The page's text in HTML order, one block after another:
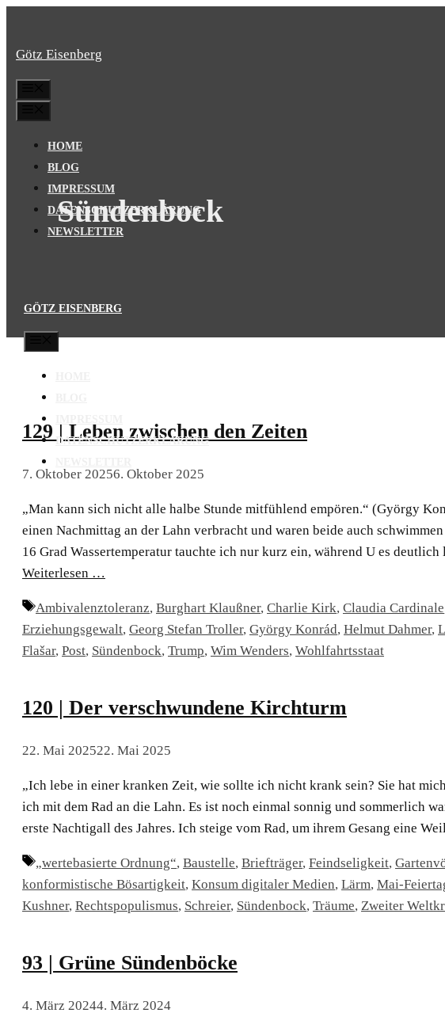
springen
Götz Eisenberg
HOME
BLOG
IMPRESSUM
DATENSCHUTZERKLÄRUNG
NEWSLETTER
GÖTZ EISENBERG
MENÜ
DATENSCHUTZERKLÄRUNG
Sündenbock
129 | Leben zwischen den Zeiten
7. Oktober 20256. Oktober 2025
„Man kann sich nicht alle halbe Stunde mitfühlend empören.“ (György
einen Nachmittag an der Lahn verbracht und waren beide auch
16 Grad Wassertemperatur tauchte ich nur kurz ein, während U es
Weiterlesen …
Schlagwörter
Ambivalenztoleranz, Burghart Klaußner, Charlie Kirk, Claudia Cardinale
Erziehungsgewalt, Georg Stefan Troller, György Konrád, Helmut Dahmer,
Flašar, Post, Sündenbock, Trump, Wim Wenders, Wohlfahrtsstaat
120 | Der verschwundene Kirchturm
22. Mai 202522. Mai 2025
„Ich lebe in einer kranken Zeit, wie sollte ich nicht krank sein? Sie hat
ich mit dem Rad an die Lahn. Es ist noch einmal sonnig und sommerlich
erste Nachtigall des Jahres. Ich steige vom Rad, um ihrem Gesang eine
Schlagwörter
„wertebasierte Ordnung“, Baustelle, Briefträger, Feindseligkeit,
konformistische Bösartigkeit, Konsum digitaler Medien, Lärm, Mai-
Kushner, Rechtspopulismus, Schreier, Sündenbock, Träume, Zweiter
93 | Grüne Sündenböcke
4. März 20244. März 2024